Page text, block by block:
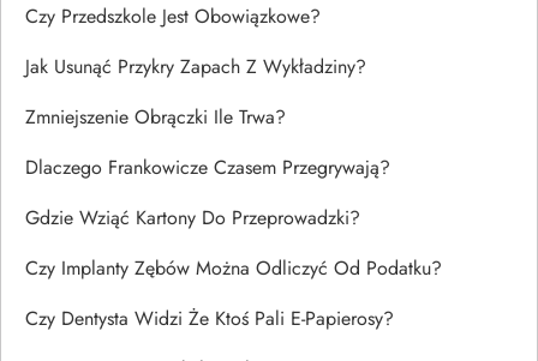
Czy Przedszkole Jest Obowiązkowe?
Jak Usunąć Przykry Zapach Z Wykładziny?
Zmniejszenie Obrączki Ile Trwa?
Dlaczego Frankowicze Czasem Przegrywają?
Gdzie Wziąć Kartony Do Przeprowadzki?
Czy Implanty Zębów Można Odliczyć Od Podatku?
Czy Dentysta Widzi Że Ktoś Pali E-Papierosy?